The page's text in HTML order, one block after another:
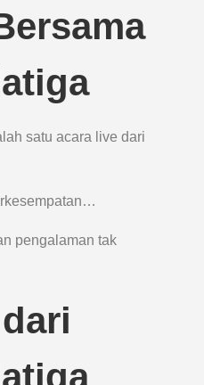
satu acara live dari
pengalaman tak